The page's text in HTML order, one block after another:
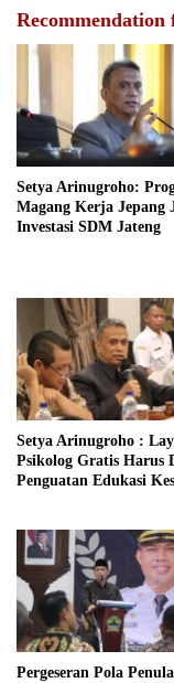
Recommendation
Setya Arinugroho:
Magang Kerja Jepang
Investasi SDM Jateng
Setya Arinugroho :
Psikolog Gratis Harus
Penguatan Edukasi
Pergeseran Pola